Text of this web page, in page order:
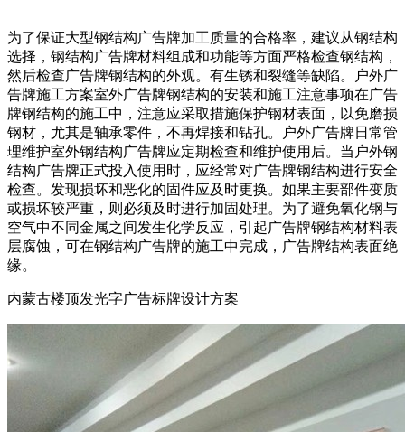
为了保证大型钢结构广告牌加工质量的合格率，建议从钢结构
选择，钢结构广告牌材料组成和功能等方面严格检查钢结构，
然后检查广告牌钢结构的外观。有生锈和裂缝等缺陷。户外广
告牌施工方案室外广告牌钢结构的安装和施工注意事项在广告
牌钢结构的施工中，注意应采取措施保护钢材表面，以免磨损
钢材，尤其是轴承零件，不再焊接和钻孔。户外广告牌日常管
理维护室外钢结构广告牌应定期检查和维护使用后。当户外钢
结构广告牌正式投入使用时，应经常对广告牌钢结构进行安全
检查。发现损坏和恶化的固件应及时更换。如果主要部件变质
或损坏较严重，则必须及时进行加固处理。为了避免氧化钢与
空气中不同金属之间发生化学反应，引起广告牌钢结构材料表
层腐蚀，可在钢结构广告牌的施工中完成，广告牌结构表面绝
缘。
内蒙古楼顶发光字广告标牌设计方案